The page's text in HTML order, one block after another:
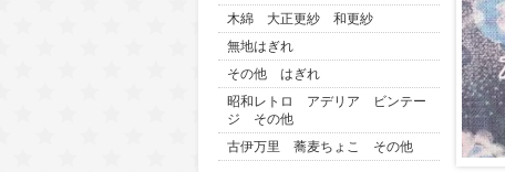
木綿 大正更紗 和更紗
無地はぎれ
その他 はぎれ
昭和レトロ アデリア ビンテー
ジ その他
古伊万里 蕎麦ちょこ その他